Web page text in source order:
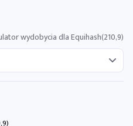
wydobycia dla Equihash(210,9)